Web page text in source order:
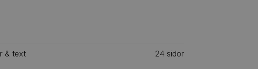
& text 24 ‎‎ sidor